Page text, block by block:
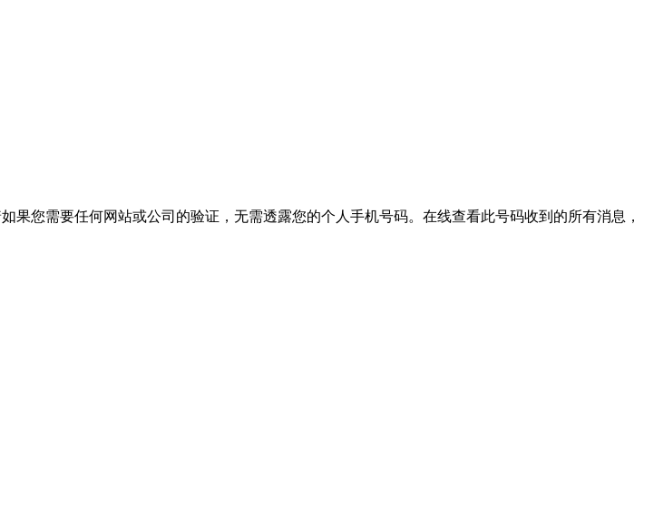
果您需要任何网站或公司的验证，无需透露您的个人手机号码。在线查看此号码收到的所有消息，